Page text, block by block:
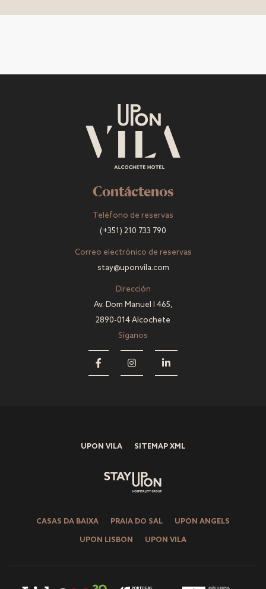
Contáctenos
Teléfono de reservas
(+351) 210 733 790
Correo electrónico de reservas
stay@uponvila.com
Dirección
Av. Dom Manuel I 465,
2890-014 Alcochete
Síganos
UPON VILA SITEMAP XML
CASAS DA BAIXA PRAIA DO SAL UPON ANGELS
UPON LISBON UPON VILA